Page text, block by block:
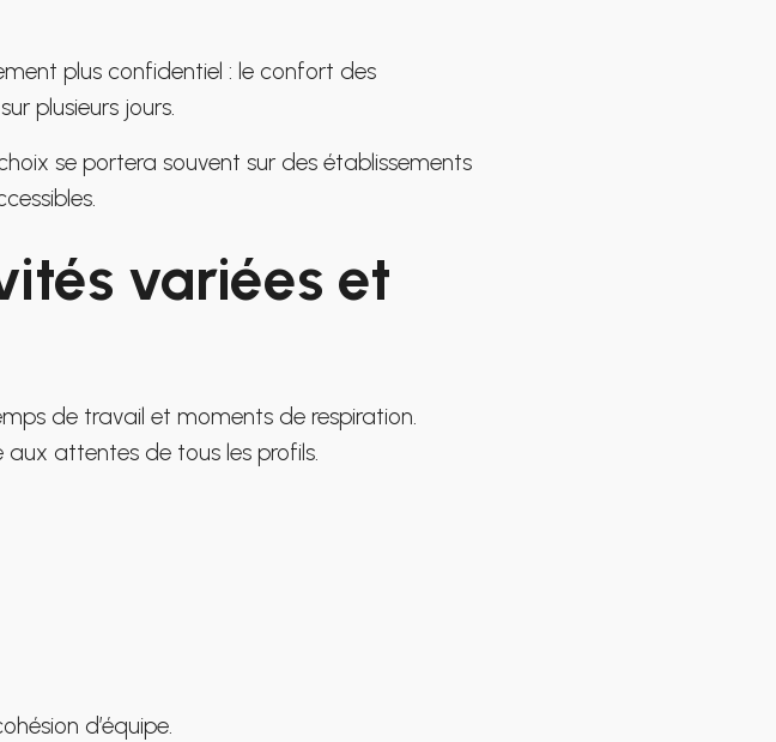
plus confidentiel : le confort des
plusieurs jours.
se portera souvent sur des établissements
variées et
de travail et moments de respiration.
attentes de tous les profils.
d’équipe.